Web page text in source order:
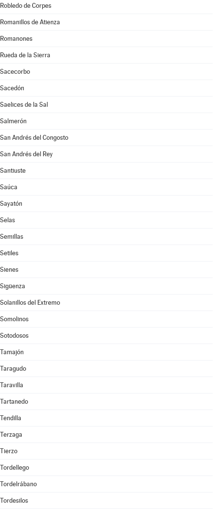
Robledo de Corpes
Romanillos de Atienza
Romanones
Rueda de la Sierra
Sacecorbo
Sacedón
Saelices de la Sal
Salmerón
San Andrés del Congosto
San Andrés del Rey
Santiuste
Saúca
Sayatón
Selas
Semillas
Setiles
Sienes
Sigüenza
Solanillos del Extremo
Somolinos
Sotodosos
Tamajón
Taragudo
Taravilla
Tartanedo
Tendilla
Terzaga
Tierzo
Tordellego
Tordelrábano
Tordesilos